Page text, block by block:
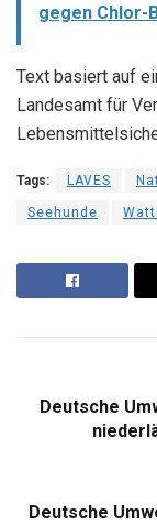
gegen Chlor-
Text basiert auf
Landesamt für
Tags: LAVES
Seehunde
Deutsche
Deutsche